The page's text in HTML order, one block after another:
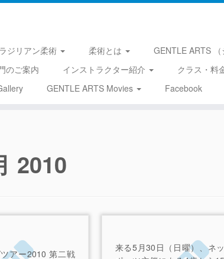
ジリアン柔術 柔術とは GENTLE ARTS
のご案内
インストラクター紹介 クラス・料
GENTLE ARTS Movies Facebook
2010
アー2010 第二戦
来る5月30日（日曜）、ネ